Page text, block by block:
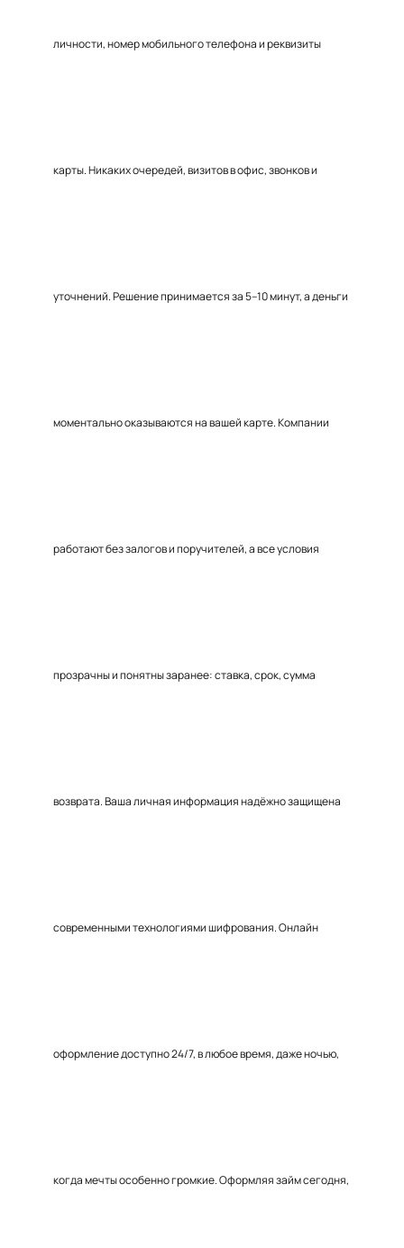
личности, номер мобильного телефона и реквизиты
карты. Никаких очередей, визитов в офис, звонков и
уточнений. Решение принимается за 5–10 минут, а деньги
моментально оказываются на вашей карте. Компании
работают без залогов и поручителей, а все условия
прозрачны и понятны заранее: ставка, срок, сумма
возврата. Ваша личная информация надёжно защищена
современными технологиями шифрования. Онлайн
оформление доступно 24/7, в любое время, даже ночью,
когда мечты особенно громкие. Оформляя займ сегодня,